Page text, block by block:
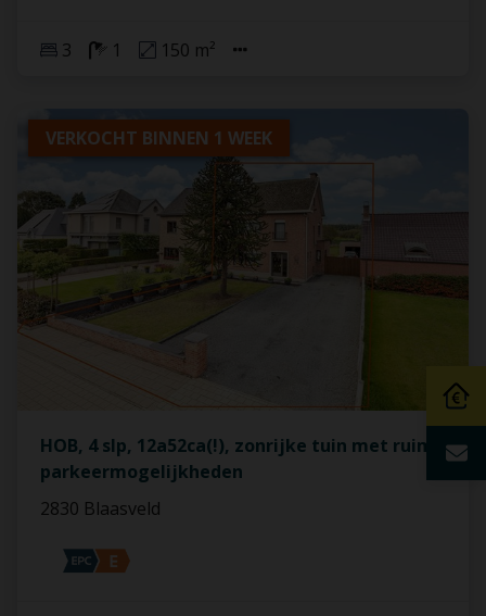
3 1 150 m²
VERKOCHT BINNEN 1 WEEK
HOB, 4 slp, 12a52ca(!), zonrijke tuin met ruime
parkeermogelijkheden
2830 Blaasveld